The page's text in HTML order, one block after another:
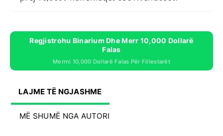
Regjistrohu Binarium Dhe Merr 10,000 Dollarë
Falas
Merrni 10,000 Dollarë Falas Për Fillestarët
LAJME TË NGJASHME
MË SHUMË NGA AUTORI